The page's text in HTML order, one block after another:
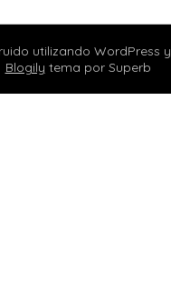
utilizando WordPress y
Blogily tema por Superb